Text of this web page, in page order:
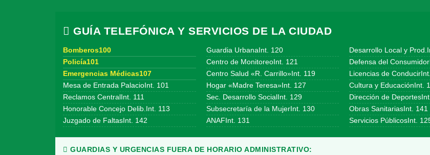
GUÍA TELEFÓNICA Y SERVICIOS DE LA CIUDAD
Bomberos100
Policía101
Emergencias Médicas107
Mesa de Entrada PalacioInt. 101
Reclamos CentralInt. 111
Honorable Concejo Delib.Int. 113
Juzgado de FaltasInt. 142
Guardia UrbanaInt. 120
Centro de MonitoreoInt. 121
Centro Salud «R. Carrillo»Int. 119
Hogar «Madre Teresa»Int. 127
Sec. Desarrollo SocialInt. 129
Subsecretaría de la MujerInt. 130
ANAFInt. 131
Desarrollo Local y
Defensa del
Licencias de
Cultura y EducaciónInt.
Dirección de
Obras SanitariasInt. 141
Servicios PúblicosInt.
GUARDIAS Y URGENCIAS FUERA DE HORARIO ADMINISTRATIVO: